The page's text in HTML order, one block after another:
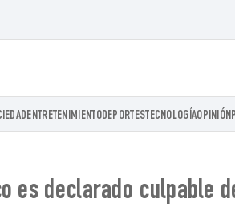
ENTRETENIMIENTODEPORTESTECNOLOGÍAOPINIÓN
es declarado culpable